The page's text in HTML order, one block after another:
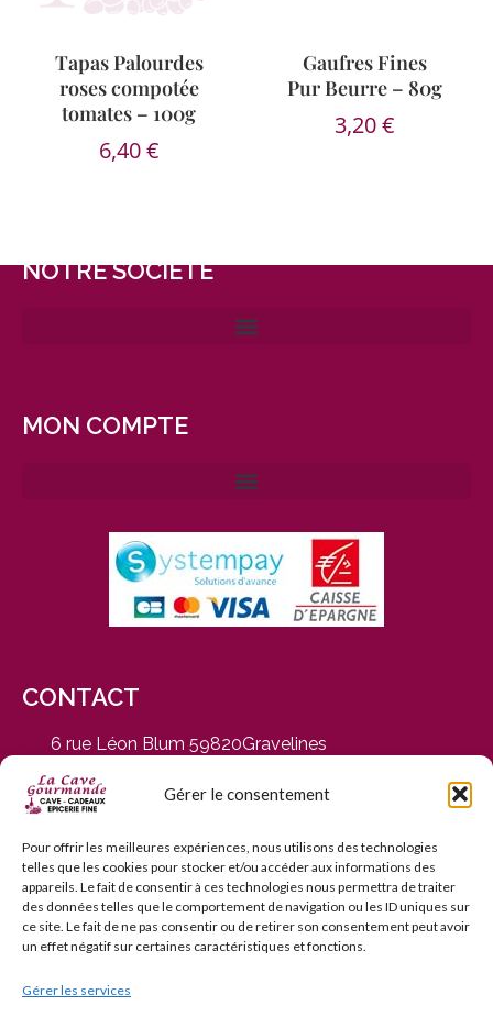
Gérer le consentement
Pour offrir les meilleures expériences, nous utilisons des technologies
telles que les cookies pour stocker et/ou accéder aux informations des
appareils. Le fait de consentir à ces technologies nous permettra de traiter
des données telles que le comportement de navigation ou les ID uniques sur
ce site. Le fait de ne pas consentir ou de retirer son consentement peut avoir
un effet négatif sur certaines caractéristiques et fonctions.
Gérer les services
Tapas Palourdes
roses compotée
tomates – 100g
6,40€
Gaufres Fines
Pur Beurre – 80g
3,20€
NOTRE SOCIÉTÉ
MON COMPTE
CONTACT
6 rue Léon Blum 59820Gravelines
du Mardi au Samedi, de 9h30 à 12h30 et de 14h30 à
19h
03 28 65 01 92
contact@cavegourmande.fr
www.cavegourmande.fr
L’ABUS D’ALCOOL EST DANGEREUX POUR LA SANTÉ — À